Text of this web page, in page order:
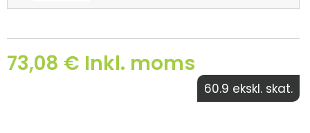
73,08 € Inkl. moms
60.9 ekskl. skat.